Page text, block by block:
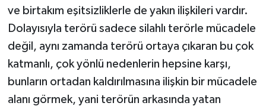
ve birtakım eşitsizliklerle de yakın ilişkileri vardır.
Dolayısıyla terörü sadece silahlı terörle mücadele
değil, aynı zamanda terörü ortaya çıkaran bu çok
katmanlı, çok yönlü nedenlerin hepsine karşı,
bunların ortadan kaldırılmasına ilişkin bir mücadele
alanı görmek, yani terörün arkasında yatan